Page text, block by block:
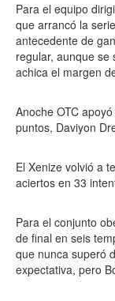
Para el equipo
que arrancó la
antecedente de
regular, aunque se
achica el margen
Anoche OTC
puntos, Daviyon
El Xenize volvió a
aciertos en 33
Para el conjunto
de final en seis
que nunca superó
expectativa, pero